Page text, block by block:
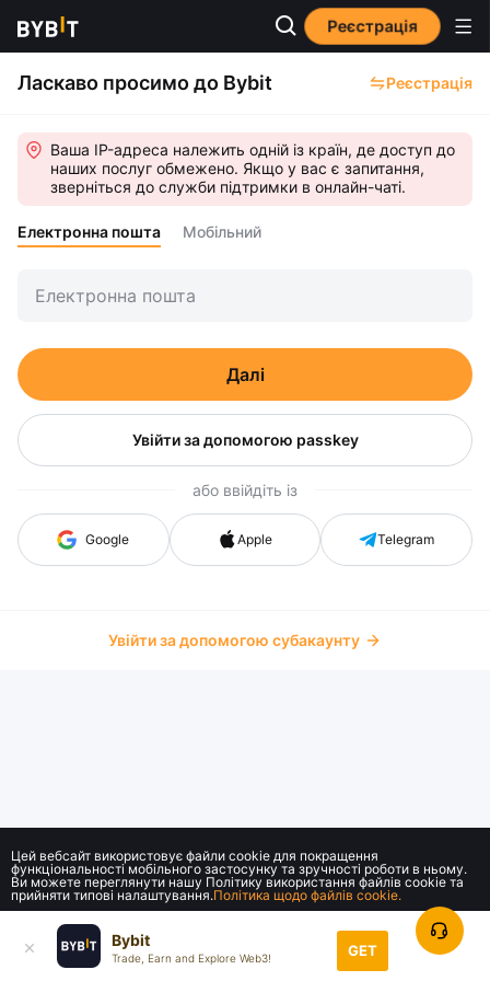
Bybit
Trade, Earn and Explore Web3! GET
Реєстрація
Ласкаво просимо до Bybit Реєстрація
Ваша IP-адреса належить одній із країн, де доступ до
наших послуг обмежено. Якщо у вас є запитання,
зверніться до служби підтримки в онлайн-чаті.
Електронна пошта Мобільний
Далі
Увійти за допомогою passkey
або ввійдіть із
Google Apple Telegram
Увійти за допомогою субакаунту
© 2018-2026 Bybit.com. Усі права захищені.
Цей вебсайт використовує файли cookie для покращення
функціональності мобільного застосунку та зручності роботи в ньому.
Ви можете переглянути нашу Політику використання файлів cookie та
прийняти типові налаштування.Політика щодо файлів cookie.